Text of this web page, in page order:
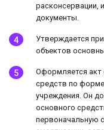
расконсервации,
документы.
Утверждается
объектов
Оформляется акт
средств по
учреждения. Он
основного
первоначальную